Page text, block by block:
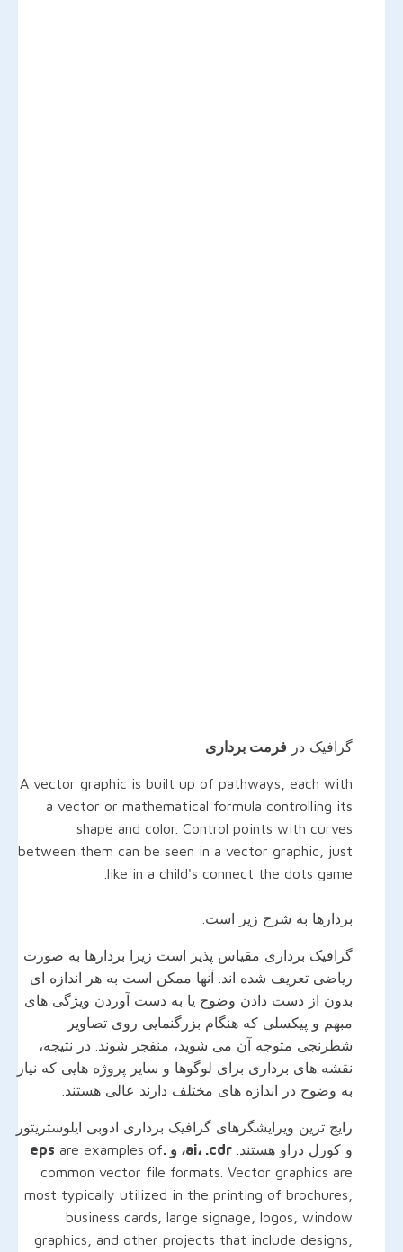
گرافیک در فرمت برداری
A vector graphic is built up of pathways, each with
a vector or mathematical formula controlling its
shape and color. Control points with curves
between them can be seen in a vector graphic, just
like in a child's connect the dots game.
بردارها به شرح زیر است.
گرافیک برداری مقیاس پذیر است زیرا بردارها به صورت
ریاضی تعریف شده اند. آنها ممکن است به هر اندازه ای
بدون از دست دادن وضوح یا به دست آوردن ویژگی های
مبهم و پیکسلی که هنگام بزرگنمایی روی تصاویر
شطرنجی متوجه آن می شوید، منفجر شوند. در نتیجه،
نقشه های برداری برای لوگوها و سایر پروژه هایی که نیاز
به وضوح در اندازه های مختلف دارند عالی هستند.
رایج ترین ویرایشگرهای گرافیک برداری ادوبی ایلوستریتور
و کورل دراو هستند. ai، .cdr، و .eps
are examples of
common vector file formats. Vector graphics are
most typically utilized in the printing of brochures,
business cards, large signage, logos, window
graphics, and other projects that include designs,